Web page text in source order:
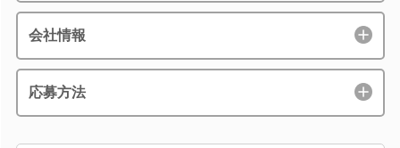
会社情報
応募方法